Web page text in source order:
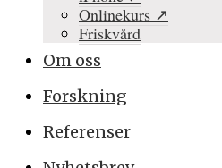
Onlinekurs ↗
Friskvård
Om oss
Forskning
Referenser